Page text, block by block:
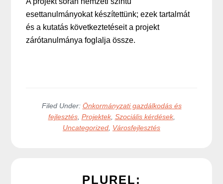
esettanulmányokat készítettünk; ezek tartalmát
és a kutatás következtetéseit a projekt
zárótanulmánya foglalja össze.
Filed Under: Önkormányzati gazdálkodás és
fejlesztés, Projektek, Szociális kérdések,
Uncategorized Városfejlesztés
PLUREL: